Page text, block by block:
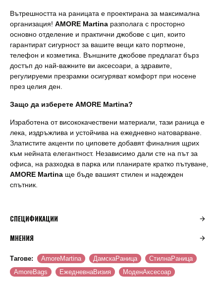
Вътрешността на раницата е проектирана за максимална
организация! AMORE Martina разполага с просторно
основно отделение и практични джобове с цип, които
гарантират сигурност за вашите вещи като портмоне,
телефон и козметика. Външните джобове предлагат бърз
достъп до най-важните ви аксесоари, а здравите,
регулируеми презрамки осигуряват комфорт при носене
през целия ден.
Защо да изберете AMORE Martina?
Изработена от висококачествени материали, тази раница е
лека, издръжлива и устойчива на ежедневно натоварване.
Златистите акценти по циповете добавят финалния щрих
към нейната елегантност. Независимо дали сте на път за
офиса, на разходка в парка или планирате кратко пътуване,
AMORE Martina ще бъде вашият стилен и надежден
спътник.
СПЕЦИФИКАЦИИ
МНЕНИЯ
Тагове: AmoreMartina ДамскаРаница
СтилнаРаница
AmoreBags
ЕжедневнаВизия МоденАксесоар